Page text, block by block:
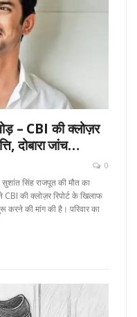
– CBI की क्लोज़र
दोबारा जांच…
0
सिंह राजपूत की मौत का
CBI की क्लोज़र रिपोर्ट के खिलाफ
करने की मांग की है। परिवार का